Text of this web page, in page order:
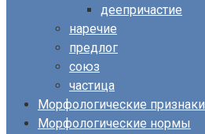
деепричастие
наречие
предлог
союз
частица
Морфологические признаки
Морфологические нормы